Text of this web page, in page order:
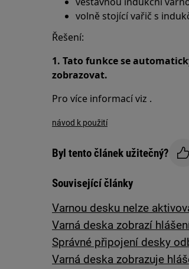
volně stojící vařič s
Řešení:
1. Tato funkce se
zobrazovat.
Pro více informací viz .
návod k použití
Byl tento článek užitečný?
Související články
Varnou desku nelze
Varná deska zobrazí
Správné připojení desky
Varná deska zobrazuje